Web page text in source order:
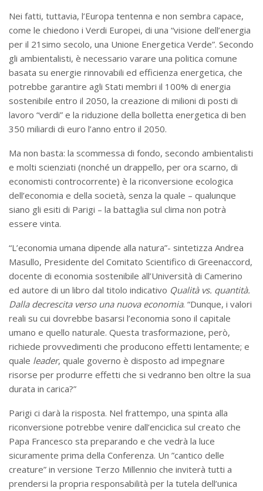
Nei fatti, tuttavia, l’Europa tentenna e non sembra capace,
come le chiedono i Verdi Europei, di una “visione dell’energia
per il 21simo secolo, una Unione Energetica Verde”. Secondo
gli ambientalisti, è necessario varare una politica comune
basata su energie rinnovabili ed efficienza energetica, che
potrebbe garantire agli Stati membri il 100% di energia
sostenibile entro il 2050, la creazione di milioni di posti di
lavoro “verdi” e la riduzione della bolletta energetica di ben
350 miliardi di euro l’anno entro il 2050.
Ma non basta: la scommessa di fondo, secondo ambientalisti
e molti scienziati (nonché un drappello, per ora scarno, di
economisti controcorrente) è la riconversione ecologica
dell’economia e della società, senza la quale – qualunque
siano gli esiti di Parigi – la battaglia sul clima non potrà
essere vinta.
“L’economia umana dipende alla natura”- sintetizza Andrea
Masullo, Presidente del Comitato Scientifico di Greenaccord,
docente di economia sostenibile all’Università di Camerino
ed autore di un libro dal titolo indicativo Qualità vs. quantità.
Dalla decrescita verso una nuova economia. “Dunque, i valori
reali su cui dovrebbe basarsi l’economia sono il capitale
umano e quello naturale. Questa trasformazione, però,
richiede provvedimenti che producono effetti lentamente; e
quale leader, quale governo è disposto ad impegnare
risorse per produrre effetti che si vedranno ben oltre la sua
durata in carica?”
Parigi ci darà la risposta. Nel frattempo, una spinta alla
riconversione potrebbe venire dall’enciclica sul creato che
Papa Francesco sta preparando e che vedrà la luce
sicuramente prima della Conferenza. Un ”cantico delle
creature” in versione Terzo Millennio che inviterà tutti a
prendersi la propria responsabilità per la tutela dell’unica